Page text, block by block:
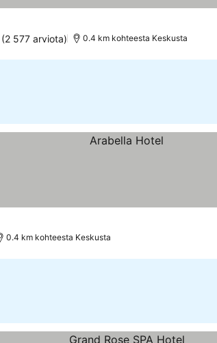
(2 577 arviota) 0.4 km kohteesta Keskusta
0.4 km kohteesta Keskusta